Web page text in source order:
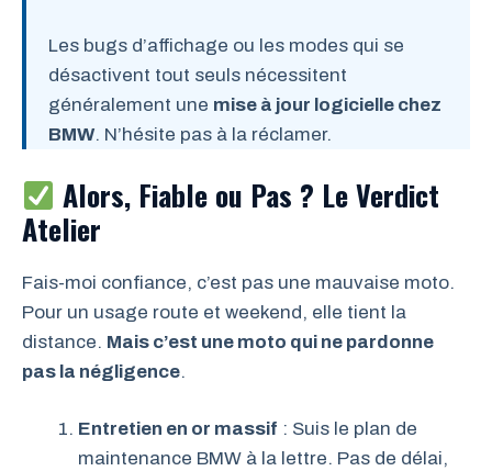
Les bugs d’affichage ou les modes qui se
désactivent tout seuls nécessitent
généralement une mise à jour logicielle chez
BMW. N’hésite pas à la réclamer.
Alors, Fiable ou Pas ? Le Verdict
Atelier
Fais-moi confiance, c’est pas une mauvaise moto.
Pour un usage route et weekend, elle tient la
distance. Mais c’est une moto qui ne pardonne
pas la négligence.
Entretien en or massif : Suis le plan de
maintenance BMW à la lettre. Pas de délai,